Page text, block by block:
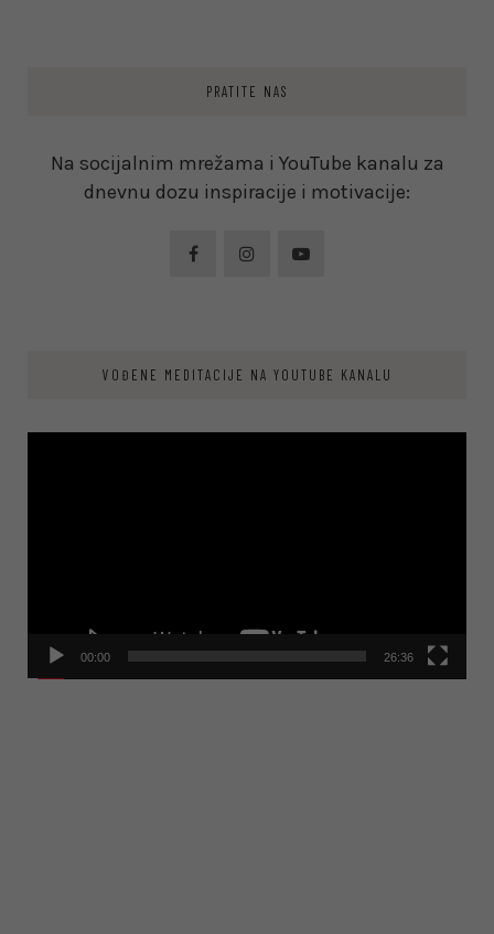
PRATITE NAS
Na socijalnim mrežama i YouTube kanalu za
dnevnu dozu inspiracije i motivacije:
VOĐENE MEDITACIJE NA YOUTUBE KANALU
00:00 26:36